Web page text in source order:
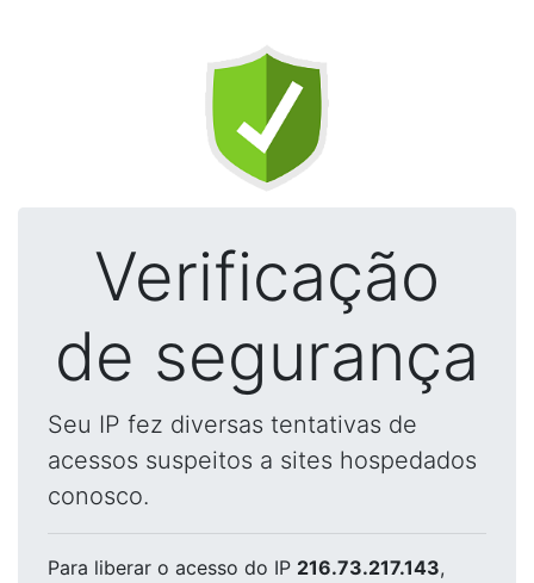
Verificação
de segurança
Seu IP fez diversas tentativas de
acessos suspeitos a sites hospedados
conosco.
Para liberar o acesso do IP 216.73.217.143,